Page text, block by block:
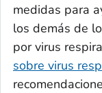
medidas para
los demás de
por virus
sobre virus